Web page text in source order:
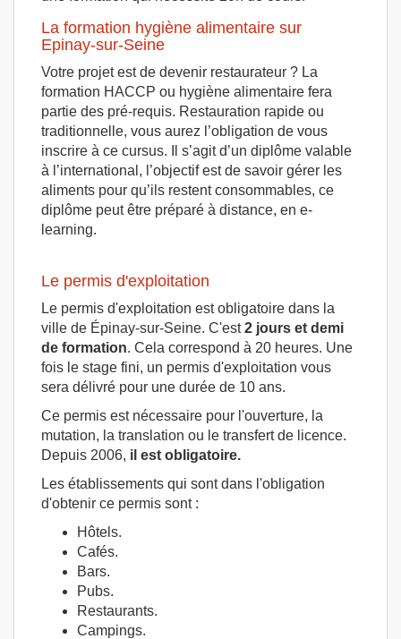
La formation hygiène alimentaire sur
Epinay-sur-Seine
Votre projet est de devenir restaurateur ? La
formation HACCP ou hygiène alimentaire fera
partie des pré-requis. Restauration rapide ou
traditionnelle, vous aurez l’obligation de vous
inscrire à ce cursus. Il s’agit d’un diplôme valable
à l’international, l’objectif est de savoir gérer les
aliments pour qu’ils restent consommables, ce
diplôme peut être préparé à distance, en e-
learning.
Le permis d'exploitation
Le permis d'exploitation est obligatoire dans la
ville de Épinay-sur-Seine. C'est2 jours et demi
de formation. Cela correspond à 20 heures. Une
fois le stage fini, un permis d'exploitation vous
sera délivré pour une durée de 10 ans.
Ce permis est nécessaire pour l'ouverture, la
mutation, la translation ou le transfert de licence.
Depuis 2006, il est obligatoire.
Les établissements qui sont dans l'obligation
d'obtenir ce permis sont :
Hôtels.
Cafés.
Bars.
Pubs.
Restaurants.
Campings.